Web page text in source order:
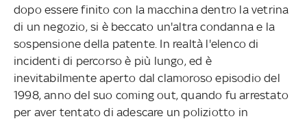
dopo essere finito con la macchina dentro la vetrina
di un negozio, si è beccato un'altra condanna e la
sospensione della patente. In realtà l'elenco di
incidenti di percorso è più lungo, ed è
inevitabilmente aperto dal clamoroso episodio del
1998, anno del suo coming out, quando fu arrestato
per aver tentato di adescare un poliziotto in